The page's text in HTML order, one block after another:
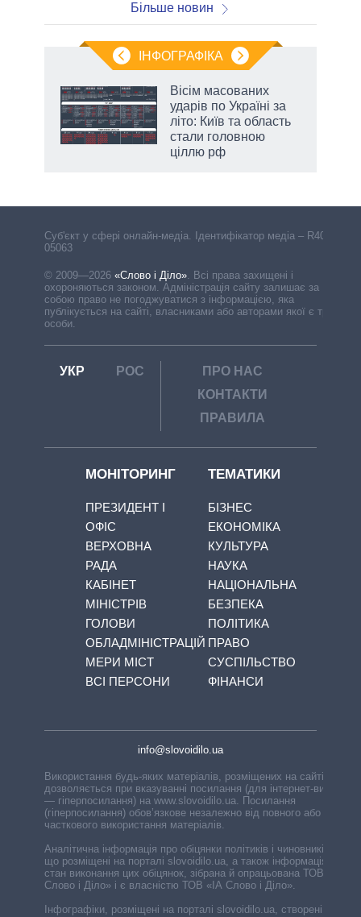
Більше новин
ІНФОГРАФІКА
Вісім масованих
ударів по Україні за
літо: Київ та область
стали головною
ціллю рф
Cуб'єкт у сфері онлайн-медіа. Ідентифікатор медіа – R40-
05063
© 2009—2026 «Слово і Діло». Всі права захищені і
охороняються законом. Адміністрація сайту залишає за
собою право не погоджуватися з інформацією, яка
публікується на сайті, власниками або авторами якої є треті
особи.
УКР РОС
ПРО НАС
КОНТАКТИ
ПРАВИЛА
МОНІТОРИНГ
ПРЕЗИДЕНТ І
ОФІС
ВЕРХОВНА
РАДА
КАБІНЕТ
МІНІСТРІВ
ГОЛОВИ
ОБЛАДМІНІСТРАЦІЙ
МЕРИ МІСТ
ВСІ ПЕРСОНИ
ТЕМАТИКИ
БІЗНЕС
ЕКОНОМІКА
КУЛЬТУРА
НАУКА
НАЦІОНАЛЬНА
БЕЗПЕКА
ПОЛІТИКА
ПРАВО
СУСПІЛЬСТВО
ФІНАНСИ
info@slovoidilo.ua
Використання будь-яких матеріалів, розміщених на сайті,
дозволяється при вказуванні посилання (для інтернет-видань
— гіперпосилання) на www.slovoidilo.ua. Посилання
(гіперпосилання) обов’язкове незалежно від повного або
часткового використання матеріалів.
Аналітична інформація про обіцянки політиків і чиновників,
що розміщені на порталі slovoidilo.ua, а також інформація про
стан виконання цих обіцянок, зібрана й опрацьована ТОВ «ІА
Слово і Діло» і є власністю ТОВ «ІА Слово і Діло».
Інфографіки, розміщені на порталі slovoidilo.ua, створені ГО